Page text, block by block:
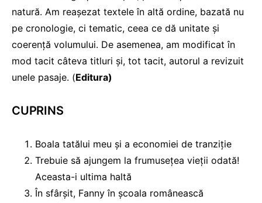
natură. Am reașezat textele în altă ordine, bazată nu
pe cronologie, ci tematic, ceea ce dă unitate și
coerență volumului. De asemenea, am modificat în
mod tacit câteva titluri și, tot tacit, autorul a revizuit
unele pasaje. (Editura)
CUPRINS
Boala tatălui meu și a economiei de tranziție
Trebuie să ajungem la frumusețea vieții odată!
Aceasta-i ultima haltă
În sfârșit, Fanny în școala românească